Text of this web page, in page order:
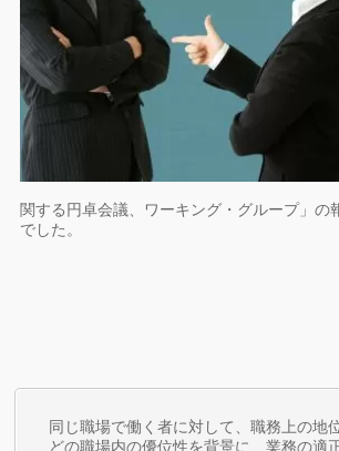
関する円卓会議、ワーキング・グループ」の
でした。
同じ職場で働く者に対して、職務上の地
どの職場内の優位性を背景に、業務の適